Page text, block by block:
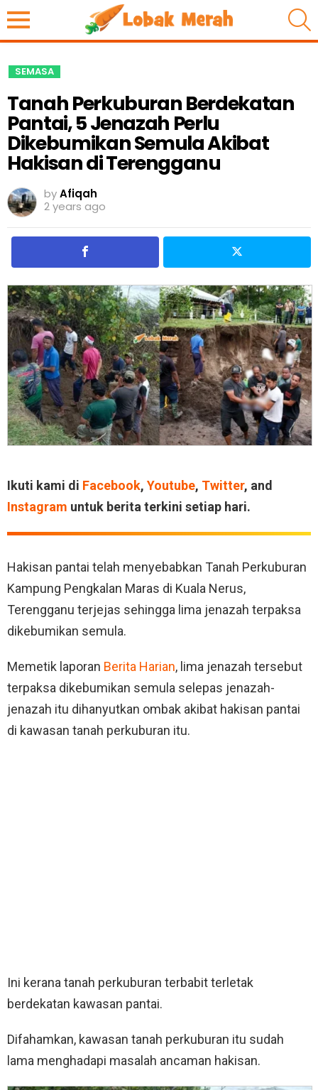
SEMASA
Tanah Perkuburan Berdekatan
Pantai, 5 Jenazah Perlu
Dikebumikan Semula Akibat
Hakisan di Terengganu
byAfiqah
2 years ago
Ikuti kami di Facebook, Youtube, Twitter, and
Instagram untuk berita terkini setiap hari.
Hakisan pantai telah menyebabkan Tanah Perkuburan
Kampung Pengkalan Maras di Kuala Nerus,
Terengganu terjejas sehingga lima jenazah terpaksa
dikebumikan semula.
Memetik laporan Berita Harian, lima jenazah tersebut
terpaksa dikebumikan semula selepas jenazah-
jenazah itu dihanyutkan ombak akibat hakisan pantai
di kawasan tanah perkuburan itu.
Ini kerana tanah perkuburan terbabit terletak
berdekatan kawasan pantai.
Difahamkan, kawasan tanah perkuburan itu sudah
lama menghadapi masalah ancaman hakisan.